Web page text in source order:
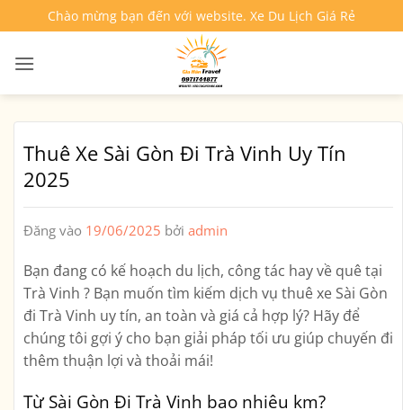
qua
nội
Chào mừng bạn đến với website. Xe Du Lịch Giá Rẻ
Thuê Xe Sài Gòn Đi Trà Vinh Uy Tín
2025
Đăng vào 19/06/2025 bởi admin
Bạn đang có kế hoạch du lịch, công tác hay về quê tại
Trà Vinh ? Bạn muốn tìm kiếm dịch vụ thuê xe Sài Gòn
đi Trà Vinh uy tín, an toàn và giá cả hợp lý? Hãy để
chúng tôi gợi ý cho bạn giải pháp tối ưu giúp chuyến đi
thêm thuận lợi và thoải mái!
Từ Sài Gòn Đi Trà Vinh bao nhiêu km?